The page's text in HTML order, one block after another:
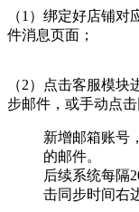
（1）绑定好店铺
件消息页面；
（2）点击客服模
步邮件，或手动点
新增邮箱账号
的邮件。
后续系统每隔
击同步时间右